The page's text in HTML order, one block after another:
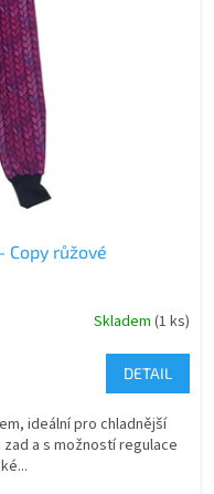
růžové
Skladem (1 ks)
DETAIL
ideální pro chladnější
a s možností regulace